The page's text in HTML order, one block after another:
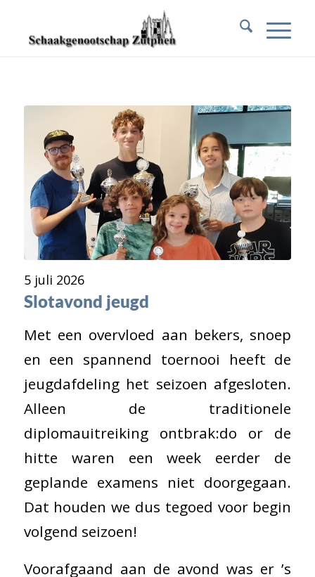
5 juli 2026
Slotavond jeugd
Met een overvloed aan bekers, snoep
en een spannend toernooi heeft de
jeugdafdeling het seizoen afgesloten.
Alleen de traditionele
diplomauitreiking ontbrak:do or de
hitte waren een week eerder de
geplande examens niet doorgegaan.
Dat houden we dus tegoed voor begin
volgend seizoen!
Voorafgaand aan de avond was er ’s